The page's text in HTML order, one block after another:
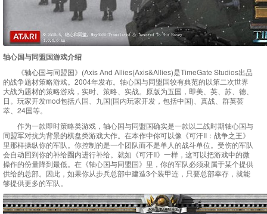
轴心国与同盟国游戏介绍
《轴心国与同盟国》(Axis And Allies(Axis&Allies)是TimeGate Studios出品
的战争题材策略游戏。2004年发布。轴心国与同盟国较有典范的以第二次世界
大战为题材的策略游戏，实时、策略、实战。原版为五国，即美、英、苏、德、
日。玩家开发mod包括八国、九国(国内玩家开发，包括中国)、真战、群英荟
萃、24国等。
作为一款即时策略类游戏，轴心国与同盟国确实是一款以二战时期轴心国与
同盟军对抗为背景的棋盘类游戏大作。在本作中你可以像《可汗II：战争之王》
里那样操纵你的军队。你控制的是一个团队而不是单人的战斗单位。受伤的军队
会自动回到你的补给圈内进行补给。就如《可汗II》一样，这可以把游戏中的微
操作的份量降到最低。在《轴心国与同盟国》里，你的军队必须隶属于某个提供
供给的总部。因此，如果你从步兵总部中建造3个装甲连，只要总部幸存，就能
够提供更多的军队。